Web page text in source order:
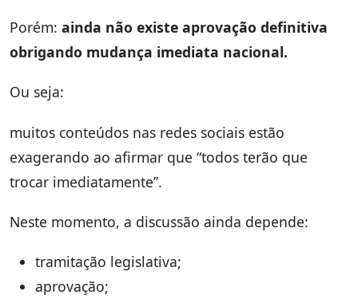
Porém: ainda não existe aprovação definitiva
obrigando mudança imediata nacional.
Ou seja:
muitos conteúdos nas redes sociais estão
exagerando ao afirmar que “todos terão que
trocar imediatamente”.
Neste momento, a discussão ainda depende:
tramitação legislativa;
aprovação;